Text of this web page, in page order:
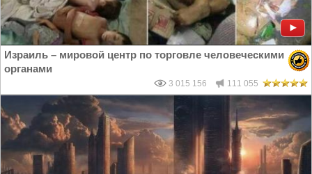
Израиль – мировой центр по торговле человеческими
органами
3 015 156 111 055